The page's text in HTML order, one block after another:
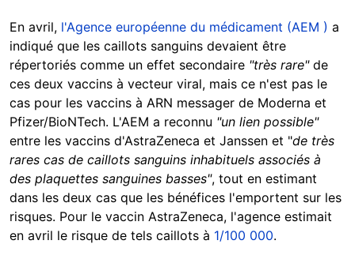
En avril, l'Agence européenne du médicament (AEM ) a
indiqué que les caillots sanguins devaient être
répertoriés comme un effet secondaire "très rare" de
ces deux vaccins à vecteur viral, mais ce n'est pas le
cas pour les vaccins à ARN messager de Moderna et
Pfizer/BioNTech. L'AEM a reconnu "un lien possible"
entre les vaccins d'AstraZeneca et Janssen et "de très
rares cas de caillots sanguins inhabituels associés à
des plaquettes sanguines basses", tout en estimant
dans les deux cas que les bénéfices l'emportent sur les
risques. Pour le vaccin AstraZeneca, l'agence estimait
en avril le risque de tels caillots à 1/100 000.